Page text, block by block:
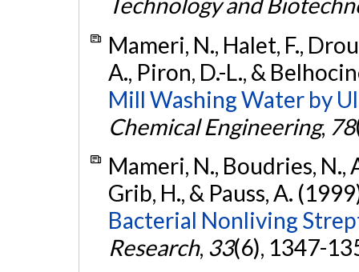
Mameri, N., Halet, F.,
A., Piron, D.-L., &
Mill Washing Water by
Chemical Engineering, 78
Mameri, N., Boudries, N.,
Grib, H., & Pauss, A.
Bacterial Nonliving
Research, 33(6), 1347-